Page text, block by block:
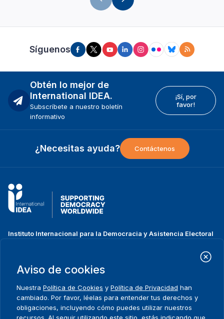
Síguenos
Obtén lo mejor de
International IDEA.
Subscríbete a nuestro boletín
informativo
¡Sí, por
favor!
¿Necesitas ayuda? Contáctenos
Instituto Internacional para la Democracia y Asistencia Electoral
Strömsborgsbron 1
SE-103 34 Estocolmo
Suecia
Teléfono
+46 8 698 37 00
Aviso de cookies
Nuestra Política de Cookies y Política de Privacidad han
cambiado. Por favor, léelas para entender tus derechos y
obligaciones, incluyendo cómo puedes utilizar nuestros